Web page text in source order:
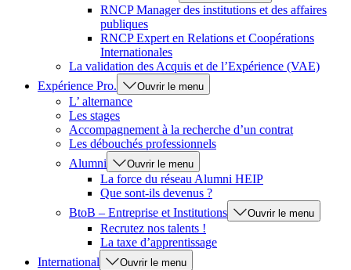
RNCP Manager des institutions et des affaires
publiques
RNCP Expert en Relations et Coopérations
Internationales
La validation des Acquis et de l’Expérience (VAE)
Expérience Pro.
Ouvrir le menu
L’ alternance
Les stages
Accompagnement à la recherche d’un contrat
Les débouchés professionnels
Alumni
Ouvrir le menu
La force du réseau Alumni HEIP
Que sont-ils devenus ?
BtoB – Entreprise et Institutions
Ouvrir le menu
Recrutez nos talents !
La taxe d’apprentissage
International
Ouvrir le menu